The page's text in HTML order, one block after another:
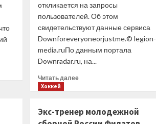
откликается на запросы
пользователей. Об этом
свидетельствуют данные сервиса
Downforeveryoneorjustme.© legion-
media.ruПо данным портала
Downradar.ru, на...
Читать далееПрочитать
сайта
Хоккей
Экс-тренер молодежной